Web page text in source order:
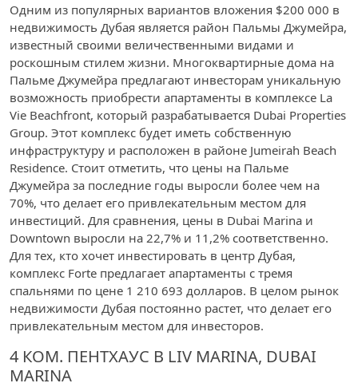
Одним из популярных вариантов вложения $200 000 в
недвижимость Дубая является район Пальмы Джумейра,
известный своими величественными видами и
роскошным стилем жизни. Многоквартирные дома на
Пальме Джумейра предлагают инвесторам уникальную
возможность приобрести апартаменты в комплексе La
Vie Beachfront, который разрабатывается Dubai Properties
Group. Этот комплекс будет иметь собственную
инфраструктуру и расположен в районе Jumeirah Beach
Residence. Стоит отметить, что цены на Пальме
Джумейра за последние годы выросли более чем на
70%, что делает его привлекательным местом для
инвестиций. Для сравнения, цены в Dubai Marina и
Downtown выросли на 22,7% и 11,2% соответственно.
Для тех, кто хочет инвестировать в центр Дубая,
комплекс Forte предлагает апартаменты с тремя
спальнями по цене 1 210 693 долларов. В целом рынок
недвижимости Дубая постоянно растет, что делает его
привлекательным местом для инвесторов.
4 КОМ. ПЕНТХАУС В LIV MARINA, DUBAI
MARINA